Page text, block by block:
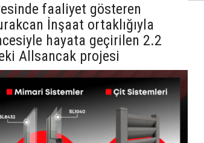
faaliyet gösteren
İnşaat ortaklığıyla
hayata geçirilen 2.2
Allsancak projesi